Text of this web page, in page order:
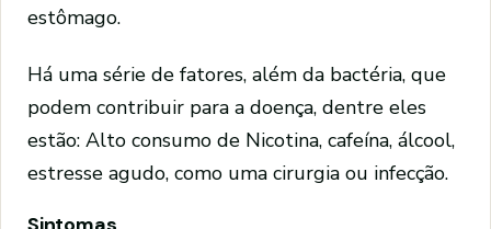
estômago.
Há uma série de fatores, além da bactéria, que
podem contribuir para a doença, dentre eles
estão: Alto consumo de Nicotina, cafeína, álcool,
estresse agudo, como uma cirurgia ou infecção.